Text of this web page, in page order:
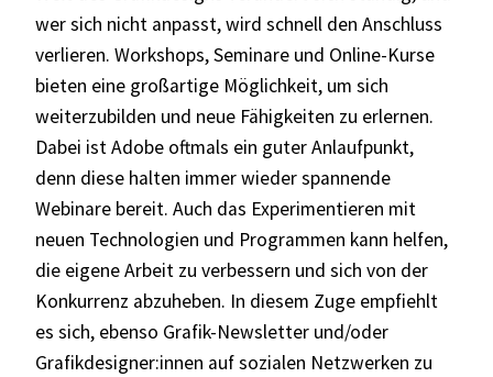
wer sich nicht anpasst, wird schnell den Anschluss
verlieren. Workshops, Seminare und Online-Kurse
bieten eine großartige Möglichkeit, um sich
weiterzubilden und neue Fähigkeiten zu erlernen.
Dabei ist Adobe oftmals ein guter Anlaufpunkt,
denn diese halten immer wieder spannende
Webinare bereit. Auch das Experimentieren mit
neuen Technologien und Programmen kann helfen,
die eigene Arbeit zu verbessern und sich von der
Konkurrenz abzuheben. In diesem Zuge empfiehlt
es sich, ebenso Grafik-Newsletter und/oder
Grafikdesigner:innen auf sozialen Netzwerken zu